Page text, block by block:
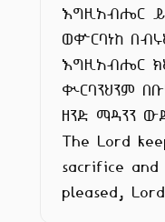
እግዚአብሔር
ወቍርባነከ
እግዚአብሔር
ቊርባንህንም
ዘንድ ማዳንን
The Lord
sacrifice
pleased,